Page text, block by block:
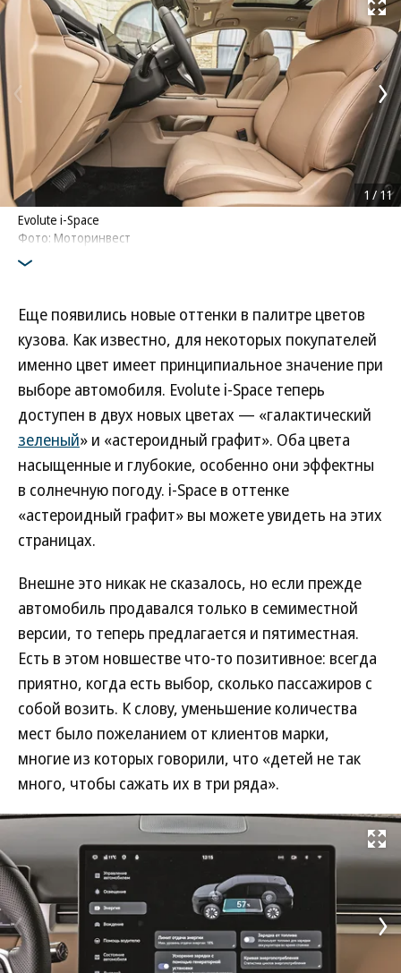
Развернуть
Evolute i-Space
Фото: Моторинвест
1 /11
Еще появились новые оттенки в палитре цветов
кузова. Как известно, для некоторых покупателей
именно цвет имеет принципиальное значение при
выборе автомобиля. Evolute i-Space теперь
доступен в двух новых цветах — «галактический
зеленый» и «астероидный графит». Оба цвета
насыщенные и глубокие, особенно они эффектны
в солнечную погоду. i-Space в оттенке
«астероидный графит» вы можете увидеть на этих
страницах.
Внешне это никак не сказалось, но если прежде
автомобиль продавался только в семиместной
версии, то теперь предлагается и пятиместная.
Есть в этом новшестве что-то позитивное: всегда
приятно, когда есть выбор, сколько пассажиров с
собой возить. К слову, уменьшение количества
мест было пожеланием от клиентов марки,
многие из которых говорили, что «детей не так
много, чтобы сажать их в три ряда».
Развернуть